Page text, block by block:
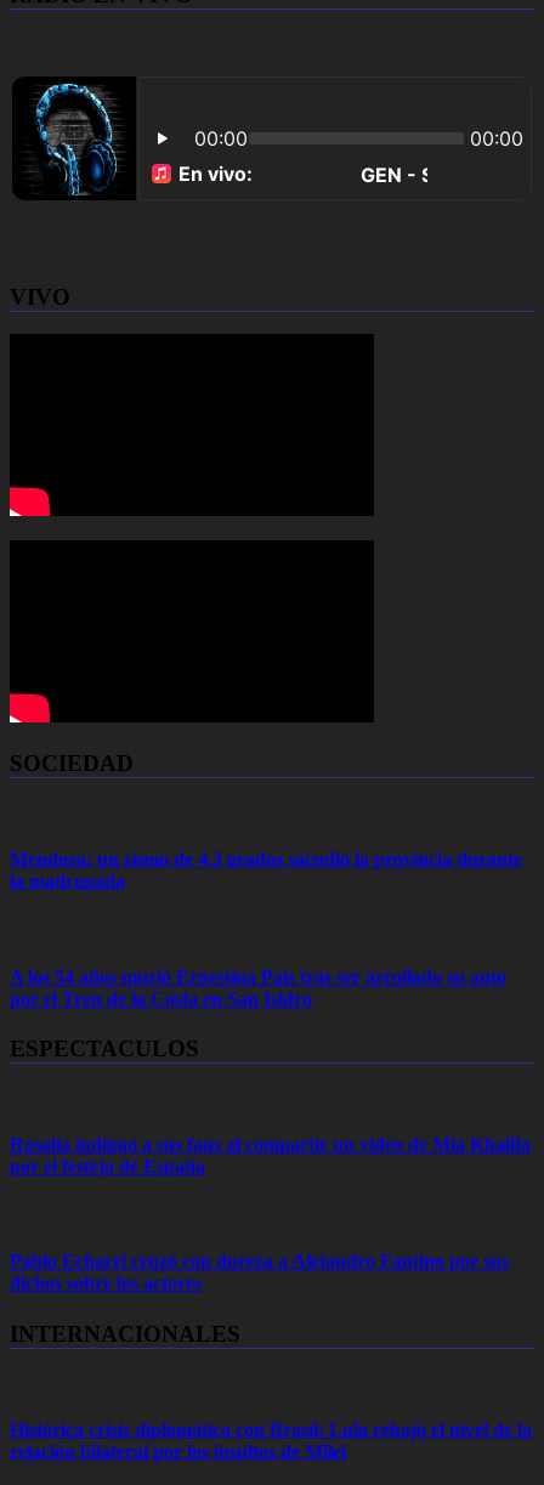
VIVO
SOCIEDAD
Mendoza: un sismo de 4,3 grados sacudió la provincia durante
la madrugada
A los 54 años murió Ernestina Pais tras ser arrollado su auto
por el Tren de la Costa en San Isidro
ESPECTACULOS
Rosalía indignó a sus fans al compartir un video de Mia Khalifa
por el festejo de España
Pablo Echarri cruzó con dureza a Alejandro Fantino por sus
dichos sobre los actores
INTERNACIONALES
Histórica crisis diplomática con Brasil: Lula rebajó el nivel de la
relación bilateral por los insultos de Milei